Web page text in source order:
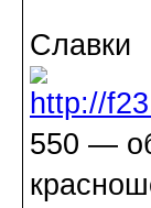
Славки
550 —